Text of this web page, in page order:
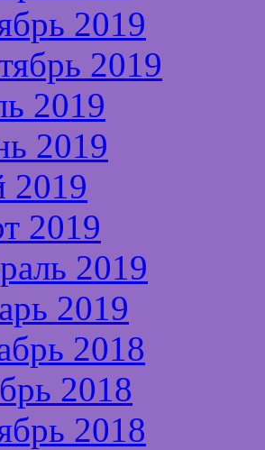
2019
2019
2019
2019
2019
2019
2019
2019
2018
2018
2018